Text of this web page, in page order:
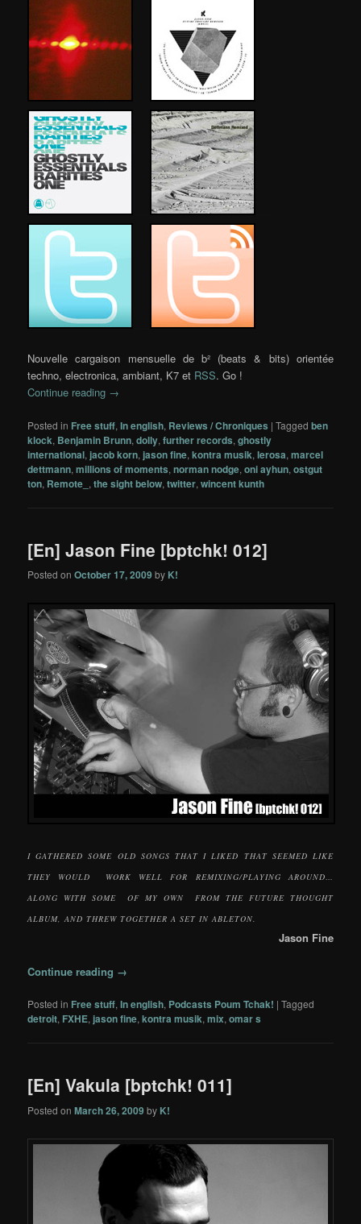
Nouvelle cargaison mensuelle de b² (beats & bits) orientée
techno, electronica, ambiant, K7 et RSS. Go !
Continue reading →
Posted in Free stuff,In english, Reviews / Chroniques |Tagged ben
klock, Benjamin Brunn,dolly,further records,ghostly
international, jacob korn, jason fine,kontra musik,lerosa,marcel
dettmann,millions of moments,norman nodge,oni ayhun,ostgut
ton, Remote_ ,the sight below,twitter,wincent kunth
[En] Jason Fine [bptchk! 012]
Posted onOctober 17, 2009 by K!
I GATHERED SOME OLD SONGS THAT I LIKED THAT SEEMED LIKE
THEY WOULD WORK WELL FOR REMIXING/PLAYING AROUND…
ALONG WITH SOME OF MY OWN FROM THE FUTURE THOUGHT
ALBUM, AND THREW TOGETHER A SET IN ABLETON.
Jason Fine
Continue reading →
Posted in Free stuff,In english, Podcasts Poum Tchak! |Tagged
detroit, FXHE, jason fine,kontra musik,mix,omar s
[En] Vakula [bptchk! 011]
Posted onMarch 26, 2009 by K!